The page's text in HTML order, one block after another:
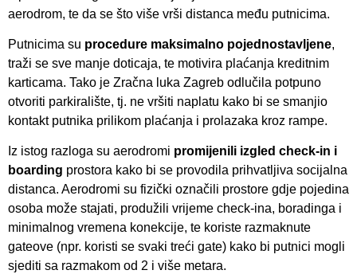
aerodrom, te da se što više vrši distanca među putnicima.
Putnicima su procedure maksimalno pojednostavljene,
traži se sve manje doticaja, te motivira plaćanja kreditnim
karticama. Tako je Zračna luka Zagreb odlučila potpuno
otvoriti parkiralište, tj. ne vršiti naplatu kako bi se smanjio
kontakt putnika prilikom plaćanja i prolazaka kroz rampe.
Iz istog razloga su aerodromi promijenili izgled check-in i
boarding prostora kako bi se provodila prihvatljiva socijalna
distanca. Aerodromi su fizički označili prostore gdje pojedina
osoba može stajati, produžili vrijeme check-ina, boradinga i
minimalnog vremena konekcije, te koriste razmaknute
gateove (npr. koristi se svaki treći gate) kako bi putnici mogli
sjediti sa razmakom od 2 i više metara.